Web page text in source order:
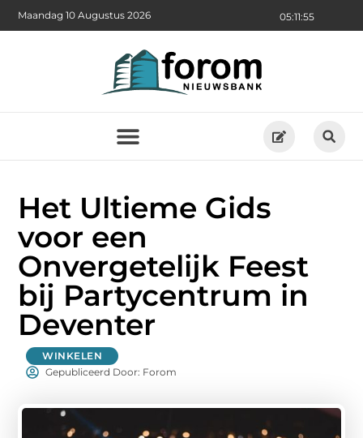
05:11:56
Maandag 10 Augustus 2026
Het Ultieme Gids
voor een
Onvergetelijk Feest
bij Partycentrum in
Deventer
WINKELEN
Gepubliceerd Door: Forom